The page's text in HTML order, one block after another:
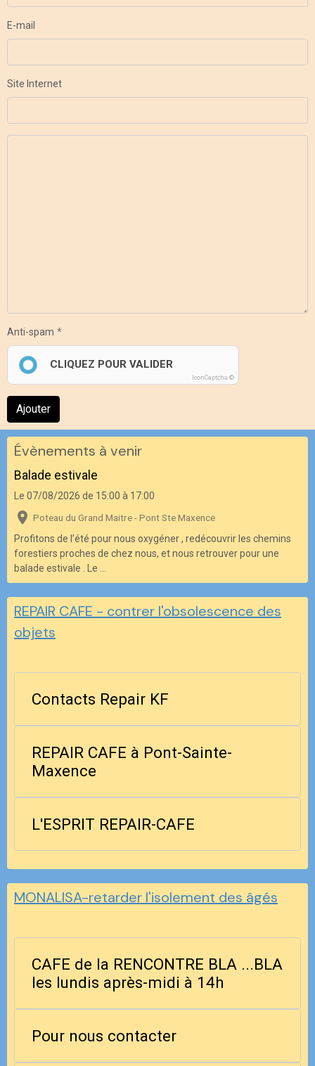
E-mail
Site Internet
Anti-spam
CLIQUEZ POUR VALIDER
IconCaptcha ©
Ajouter
Évènements à venir
Balade estivale
Le 07/08/2026 de 15:00 à 17:00
Poteau du Grand Maitre - Pont Ste Maxence
Profitons de l’été pour nous oxygéner , redécouvrir les chemins
forestiers proches de chez nous, et nous retrouver pour une
balade estivale . Le ...
REPAIR CAFE - contrer l'obsolescence des
objets
Contacts Repair KF
REPAIR CAFE à Pont-Sainte-
Maxence
L'ESPRIT REPAIR-CAFE
MONALISA-retarder l'isolement des âgés
CAFE de la RENCONTRE BLA ...BLA
les lundis après-midi à 14h
Pour nous contacter